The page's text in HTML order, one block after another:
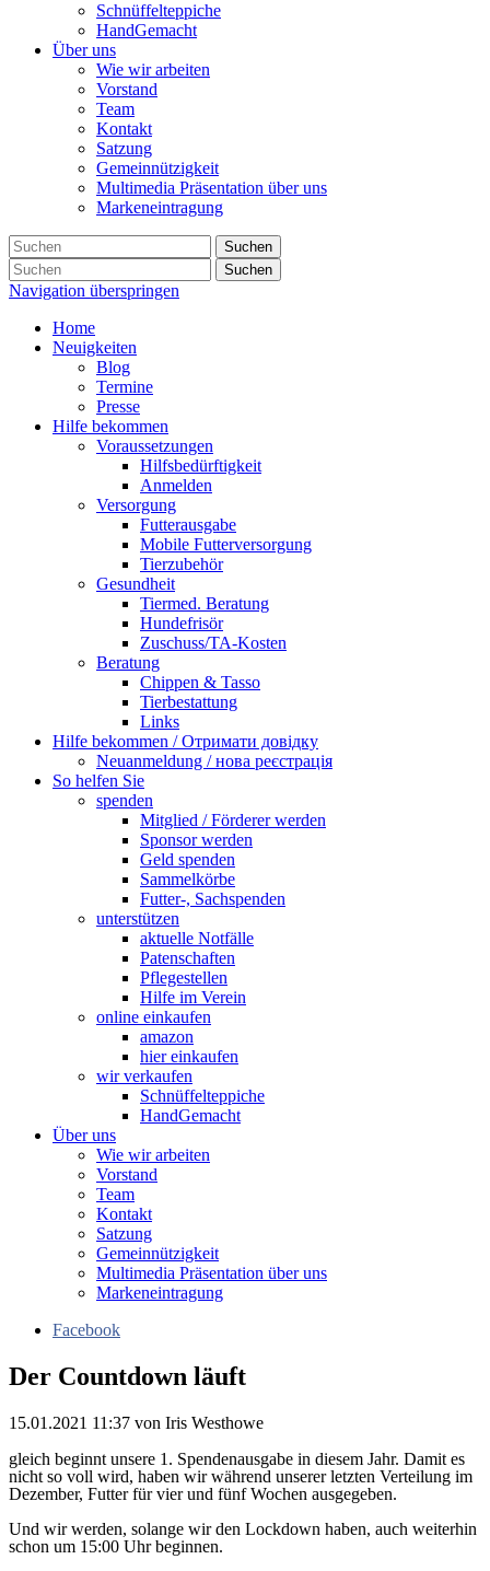
Schnüffelteppiche
HandGemacht
Über uns
Wie wir arbeiten
Vorstand
Team
Kontakt
Satzung
Gemeinnützigkeit
Multimedia Präsentation über uns
Markeneintragung
Suchen
Suchen
Navigation überspringen
Home
Neuigkeiten
Blog
Termine
Presse
Hilfe bekommen
Voraussetzungen
Hilfsbedürftigkeit
Anmelden
Versorgung
Futterausgabe
Mobile Futterversorgung
Tierzubehör
Gesundheit
Tiermed. Beratung
Hundefrisör
Zuschuss/TA-Kosten
Beratung
Chippen & Tasso
Tierbestattung
Links
Hilfe bekommen / Отримати довідку
Neuanmeldung / нова реєстрація
So helfen Sie
spenden
Mitglied / Förderer werden
Sponsor werden
Geld spenden
Sammelkörbe
Futter-, Sachspenden
unterstützen
aktuelle Notfälle
Patenschaften
Pflegestellen
Hilfe im Verein
online einkaufen
amazon
hier einkaufen
wir verkaufen
Schnüffelteppiche
HandGemacht
Über uns
Wie wir arbeiten
Vorstand
Team
Kontakt
Satzung
Gemeinnützigkeit
Multimedia Präsentation über uns
Markeneintragung
Facebook
Der Countdown läuft
15.01.2021 11:37 von Iris Westhowe
gleich beginnt unsere 1. Spendenausgabe in diesem Jahr. Damit es
nicht so voll wird, haben wir während unserer letzten Verteilung im
Dezember, Futter für vier und fünf Wochen ausgegeben.
Und wir werden, solange wir den Lockdown haben, auch weiterhin
schon um 15:00 Uhr beginnen.